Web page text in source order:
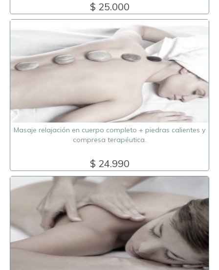
$ 25.000
Masaje relajación en cuerpo completo + piedras calientes y
compresa terapéutica.
$ 24.990